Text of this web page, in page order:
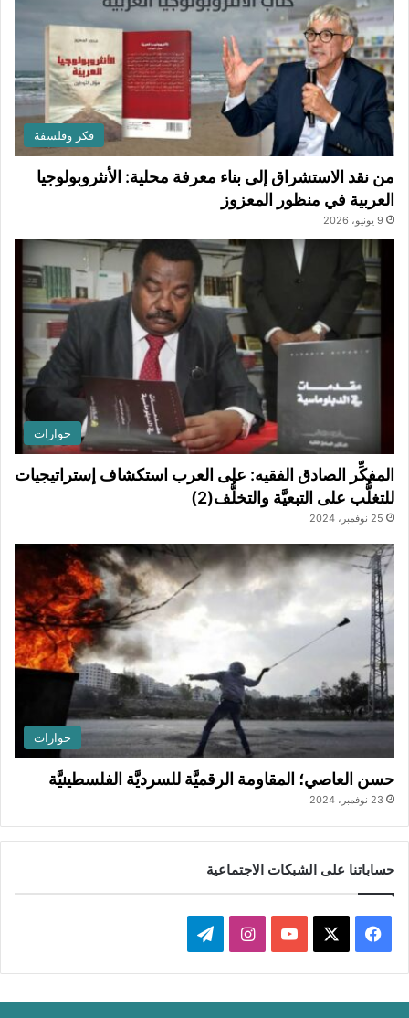
فكر وفلسفة
من نقد الاستشراق إلى بناء معرفة محلية: الأنثروبولوجيا
العربية في منظور المعزوز
9 يونيو، 2026
حوارات
المفكِّر الصادق الفقيه: على العرب استكشاف إستراتيجيات
للتغلُّب على التبعيَّة والتخلُّف(2)
25 نوفمبر، 2024
حوارات
حسن العاصي؛ المقاومة الرقميَّة للسرديَّة الفلسطينيَّة
23 نوفمبر، 2024
حساباتنا على الشبكات الاجتماعية
ي
س
X
Y
o
ن
س
ي
ل